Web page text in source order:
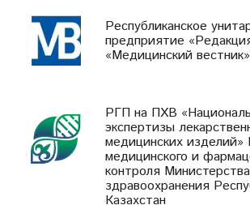
Республиканское
предприятие
«Медицинский вестник»
РГП на ПХВ
экспертизы
медицинских изделий»
медицинского и
контроля Министерства
здравоохранения
Казахстан